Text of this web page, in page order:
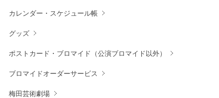
カレンダー・スケジュール帳
グッズ
ポストカード・ブロマイド（公演ブロマイド以外）
ブロマイドオーダーサービス
梅田芸術劇場